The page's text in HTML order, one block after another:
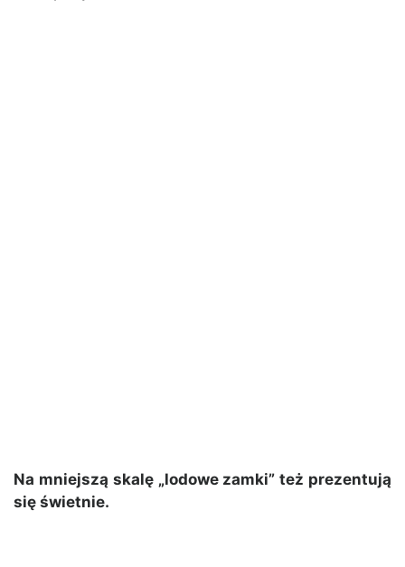
Na mniejszą skalę „lodowe zamki” też prezentują
się świetnie.